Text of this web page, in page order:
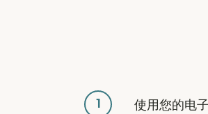
1 使用您的电